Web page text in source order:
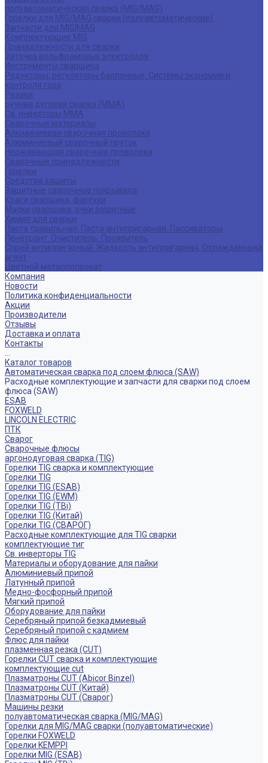
полуавтоматическая сварка (MIG/MAG)
Горелки для MIG/MAG сварки (полуавтоматические)
Запчасти для MIG|MAG
Комплектующие MIG
Принадлежности для сварки
Заточка вольфрамовых электродов
Инструменты сварщика
Редукторы, регуляторы баллонные. Системы экономии и
контроля газа
Резаки
ручная дуговая сварка (MMA)
Св. инверторы MMA
Сварочные материалы
Алюминиевая сварочная проволока
Алюминиевый сварочный пруток
Нержавеющая сварочная проволока
Сварочные принадлежности
Горелки
Средства защиты
Защитные сварочные покрывала
Краги сварщика, фартуки
Маски сварщика, очки защитные
Химия для сварки
Паста травильная. Паста антипригарная. Пассиваторы
Пенетрант. Очиститель. Проявитель
Спрей антипригарный. Жидкость антипригарная, Охлаждающий
агент
Цветной металлопрокат
Компания
Новости
Политика конфиденциальности
Акции
Производители
Отзывы
Доставка и оплата
Контакты
Каталог товаров
Автоматическая сварка под слоем флюса (SAW)
Расходные комплектующие и запчасти для сварки под слоем
флюса (SAW)
ESAB
FOXWELD
LINCOLN ELECTRIC
ПТК
Сварог
Сварочные флюсы
аргонодуговая сварка (TIG)
Горелки TIG сварка и комплектующие
Горелки TIG
Горелки TIG (ESAB)
Горелки TIG (EWM)
Горелки TIG (TBi)
Горелки TIG (Китай)
Горелки TIG (СВАРОГ)
Расходные комплектующие для TIG сварки
комплектующие тиг
Св. инверторы TIG
Материалы и оборудование для пайки
Алюминиевый припой
Латунный припой
Медно-фосфорный припой
Мягкий припой
Оборудование для пайки
Серебряный припой безкадмиевый
Серебряный припой с кадмием
Флюс для пайки
плазменная резка (CUT)
Горелки CUT сварка и комплектующие
комплектующие cut
Плазматроны CUT (Abicor Binzel)
Плазматроны CUT (Китай)
Плазматроны CUT (Сварог)
Машины резки
полуавтоматическая сварка (MIG/MAG)
Горелки для MIG/MAG сварки (полуавтоматические)
Горелки FOXWELD
Горелки KEMPPI
Горелки MIG (ESAB)